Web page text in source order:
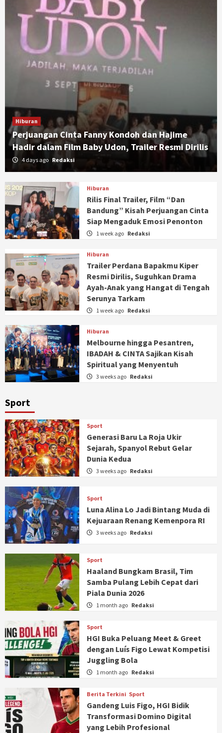
Hiburan
Perjuangan Cinta Fanny Kondoh dan Hajime
Hadir dalam Film Baby Udon, Trailer Resmi Dirilis
4 days ago Redaksi
Hiburan
Rilis Final Trailer, Film “Dan
Bandung” Kisah Perjuangan Cinta
Siap Mengaduk Emosi Penonton
1 week ago Redaksi
Hiburan
Trailer Perdana Bapakmu Kiper
Resmi Dirilis, Suguhkan Drama
Ayah-Anak yang Hangat di Tengah
Serunya Tarkam
1 week ago Redaksi
Hiburan
Melbourne hingga Pesantren,
IBADAH & CINTA Sajikan Kisah
Spiritual yang Menyentuh
3 weeks ago Redaksi
Sport
Sport
Generasi Baru La Roja Ukir
Sejarah, Spanyol Rebut Gelar
Dunia Kedua
3 weeks ago Redaksi
Sport
Luna Alina Lo Jadi Bintang Muda di
Kejuaraan Renang Kemenpora RI
3 weeks ago Redaksi
Sport
Haaland Bungkam Brasil, Tim
Samba Pulang Lebih Cepat dari
Piala Dunia 2026
1 month ago Redaksi
Sport
HGI Buka Peluang Meet & Greet
dengan Luís Figo Lewat Kompetisi
Juggling Bola
1 month ago Redaksi
Berita Terkini Sport
Gandeng Luis Figo, HGI Bidik
Transformasi Domino Digital
yang Lebih Profesional